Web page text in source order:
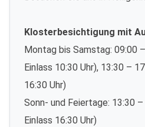
Klosterbesichtigung mit
Montag bis Samstag: 09:00
Einlass 10:30 Uhr), 13:30 –
16:30 Uhr)
Sonn- und Feiertage: 13:30
Einlass 16:30 Uhr)